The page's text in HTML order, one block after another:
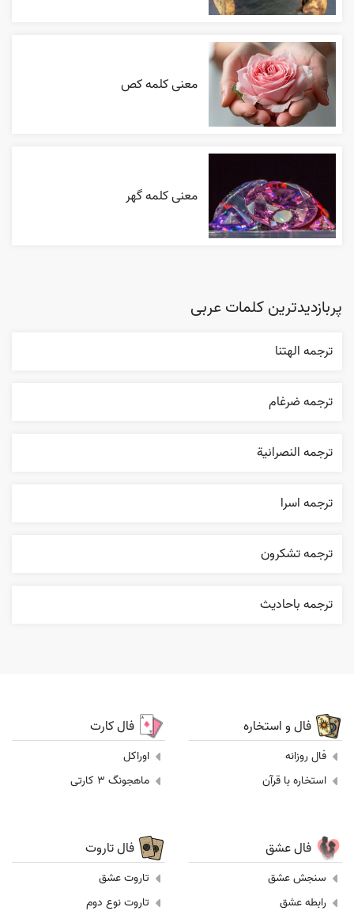
معنی کلمه کص
معنی کلمه گهر
پربازدیدترین کلمات عربی
ترجمه الهتنا
ترجمه ضرغام
ترجمه النصرانية
ترجمه اسرا
ترجمه تشکرون
ترجمه باحاديث
فال و استخاره
فال روزانه
استخاره با قرآن
فال کارت
اوراکل
ماهجونگ 3 کارتی
فال عشق
سنجش عشق
رابطه عشق
فال تاروت
تاروت عشق
تاروت نوع دوم